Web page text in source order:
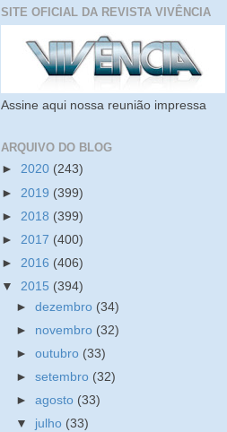
SITE OFICIAL DA REVISTA VIVÊNCIA
Assine aqui nossa reunião impressa
ARQUIVO DO BLOG
► 2020 (243)
► 2019 (399)
► 2018 (399)
► 2017 (400)
► 2016 (406)
▼ 2015 (394)
►dezembro (34)
► novembro (32)
►outubro (33)
►setembro (32)
►agosto (33)
▼ julho (33)